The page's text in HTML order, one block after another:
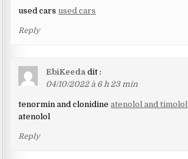
used cars used cars
Reply
EbiKeeda dit :
04/10/2022 à 6 h 23 min
tenormin and clonidineatenolol and timolol
atenolol
Reply